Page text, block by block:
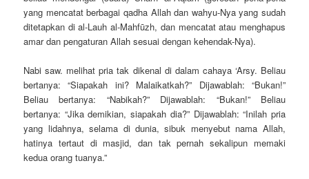
yang mencatat berbagai qadha Allah dan wahyu-Nya yang sudah
ditetapkan di al-Lauh al-Mahfūzh, dan mencatat atau menghapus
amar dan pengaturan Allah sesuai dengan kehendak-Nya).
Nabi saw. melihat pria tak dikenal di dalam cahaya ‘Arsy. Beliau
bertanya: “Siapakah ini? Malaikatkah?” Dijawablah: “Bukan!”
Beliau bertanya: “Nabikah?” Dijawablah: “Bukan!” Beliau
bertanya: “Jika demikian, siapakah dia?” Dijawablah: “Inilah pria
yang lidahnya, selama di dunia, sibuk menyebut nama Allah,
hatinya tertaut di masjid, dan tak pernah sekalipun memaki
kedua orang tuanya.”